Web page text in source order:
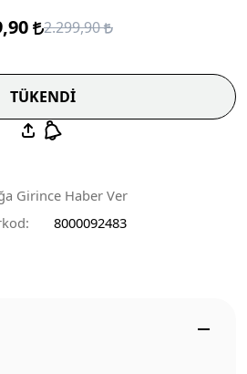
2.299,90
TÜKENDİ
Girince Haber Ver
8000092483